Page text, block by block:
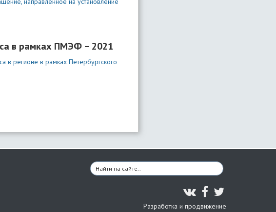
в рамках ПМЭФ – 2021
в регионе в рамках Петербургского
Разработка и продвижение